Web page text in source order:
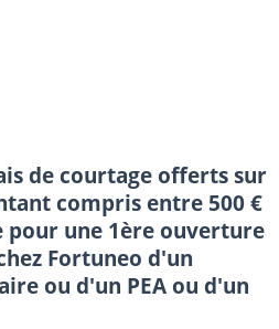
de courtage offerts sur
compris entre 500 €
pour une 1ère ouverture
Fortuneo d'un
ou d'un PEA ou d'un